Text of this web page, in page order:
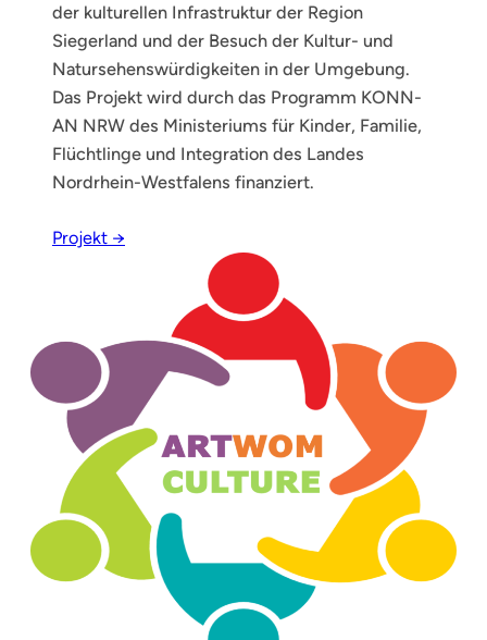
der kulturellen Infrastruktur der Region
Siegerland und der Besuch der Kultur- und
Natursehenswürdigkeiten in der Umgebung.
Das Projekt wird durch das Programm KONN-
AN NRW des Ministeriums für Kinder, Familie,
Flüchtlinge und Integration des Landes
Nordrhein-Westfalens finanziert.
Projekt →